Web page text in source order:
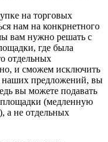
на торговых
нам на конкрнетного
вам нужно решать с
где была
отдельных
и сможем исключить
наших предложений, вы
вы можете подавать
(медленную
а не отдельных